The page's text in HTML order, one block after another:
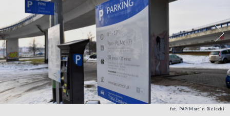
fot. PAP/Marcin Bielecki